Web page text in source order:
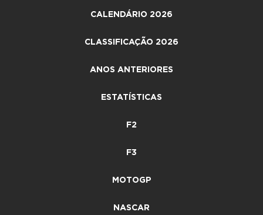
CALENDÁRIO 2026
CLASSIFICAÇÃO 2026
ANOS ANTERIORES
ESTATÍSTICAS
F2
F3
MOTOGP
NASCAR